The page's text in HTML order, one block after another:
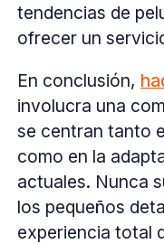
tendencias de
ofrecer un
En conclusión,
involucra una
se centran tanto
como en la
actuales. Nunca
los pequeños
experiencia total